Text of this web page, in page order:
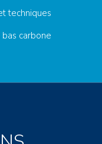
techniques
carbone